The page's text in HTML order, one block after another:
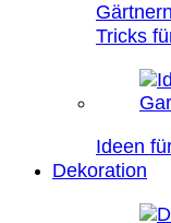
Tricks
Ideen
Dekoration